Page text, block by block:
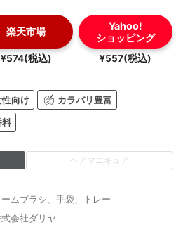
楽天市場
¥574(税込)
Yahoo!
ショッピング
¥557(税込)
性向け カラバリ豊富
料
ヘアマニキュア
ームブラシ、手袋、トレー
会社ダリヤ